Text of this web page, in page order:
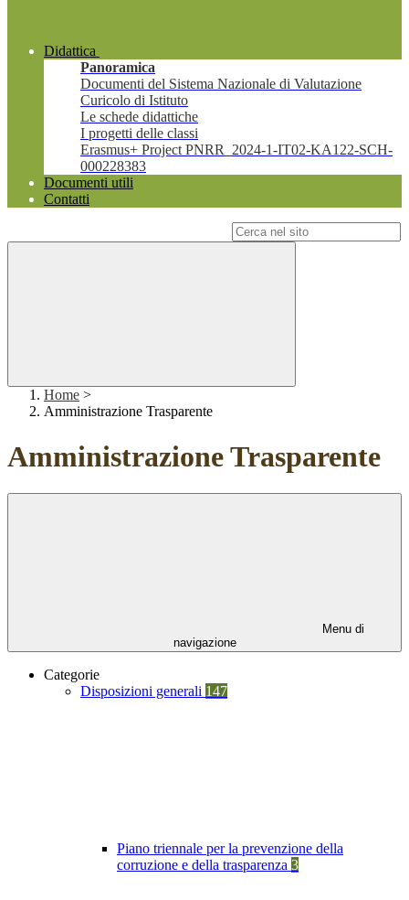
Didattica
Panoramica
Documenti del Sistema Nazionale di Valutazione
Curicolo di Istituto
Le schede didattiche
I progetti delle classi
Erasmus+ Project PNRR_2024-1-IT02-KA122-SCH-
000228383
Documenti utili
Contatti
Home >
Amministrazione Trasparente
Amministrazione Trasparente
Menu di
navigazione
Categorie
Disposizioni generali 147
Piano triennale per la prevenzione della
corruzione e della trasparenza 3